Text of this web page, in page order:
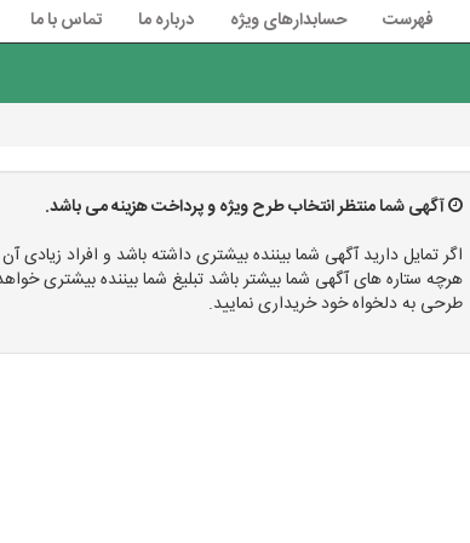
فهرست حسابدارهای ویژه درباره ما تماس با ما
آگهی شما منتظر انتخاب طرح ویژه و پرداخت هزینه می باشد.
اگر تمایل دارید آگهی شما بیننده بیشتری داشته باشد و افراد زیادی
هرچه ستاره های آگهی شما بیشتر باشد تبلیغ شما بیننده
طرحی به دلخواه خود خریداری نمایید.